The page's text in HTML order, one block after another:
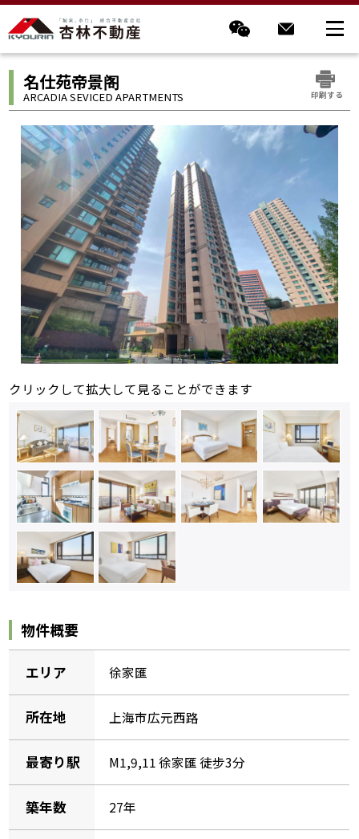
名仕苑帝景阁
ARCADIA SEVICED APARTMENTS 印刷する
クリックして拡大して見ることができます
物件概要
エリア 徐家匯
所在地 上海市広元西路
最寄り駅 M1,9,11 徐家匯 徒步3分
築年数 27年